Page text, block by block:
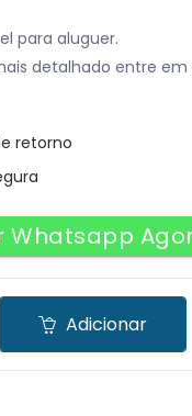
para aluguer.
detalhado entre
retorno
Whatsapp
Adicionar